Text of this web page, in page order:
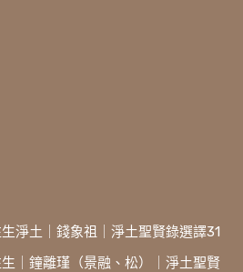
淨土｜錢象祖｜淨土聖賢錄選譯31
｜鐘離瑾（景融、松）｜淨土聖賢